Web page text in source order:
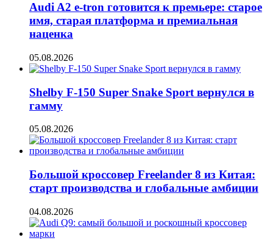
Audi A2 e-tron готовится к премьере: старое
имя, старая платформа и премиальная
наценка
05.08.2026
Shelby F-150 Super Snake Sport вернулся в
гамму
05.08.2026
Большой кроссовер Freelander 8 из Китая:
старт производства и глобальные амбиции
04.08.2026